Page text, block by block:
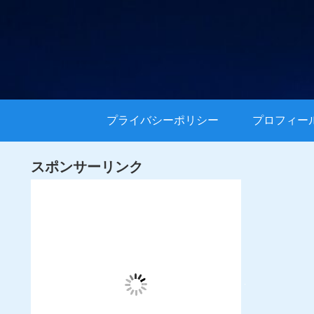
プライバシーポリシー プロフィー
スポンサーリンク